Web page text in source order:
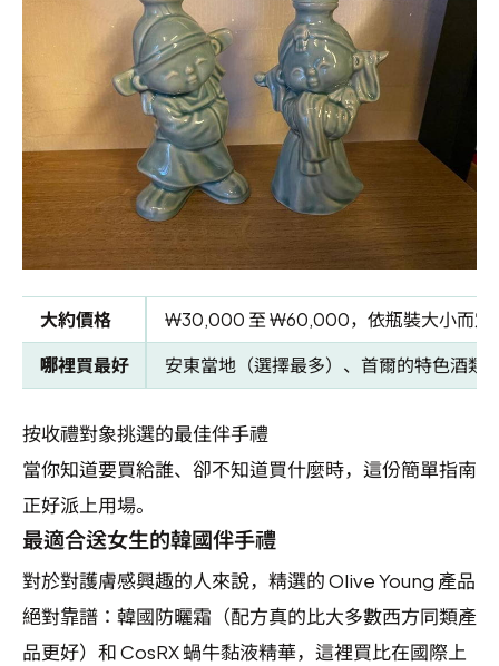
大約價格
₩30,000 至 ₩60,000，依瓶裝大小而定
哪裡買最好
安東當地（選擇最多）、首爾的特色酒類
按收禮對象挑選的最佳伴手禮
當你知道要買給誰、卻不知道買什麼時，這份簡單指南
正好派上用場。
最適合送女生的韓國伴手禮
對於對護膚感興趣的人來說，精選的 Olive Young 產品
絕對靠譜：韓國防曬霜（配方真的比大多數西方同類產
品更好）和 CosRX 蝸牛黏液精華，這裡買比在國際上